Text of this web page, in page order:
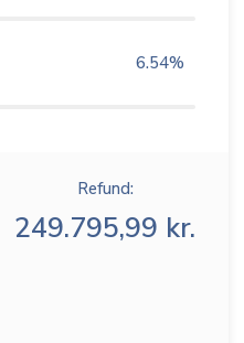
6.54%
Refund:
249.795,99 kr.